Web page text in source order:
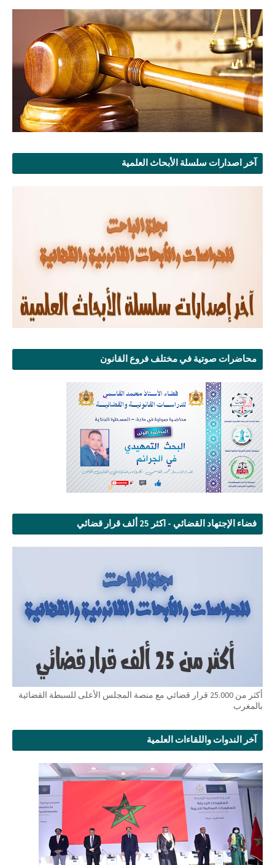
آخر اصدارات سلسلة الأبحاث العلمية
محاضرات صوتية في مختلف فروع القانون
فضاء الإجتهاد القضائي - اكثر 25 ألف قرار قضائي
أكثر من 25.000 قرار قضائي مع منصة المجلس الأعلى للسبطة القضائية
بالمغرب
آخر الندوات واللقاءات العلمية